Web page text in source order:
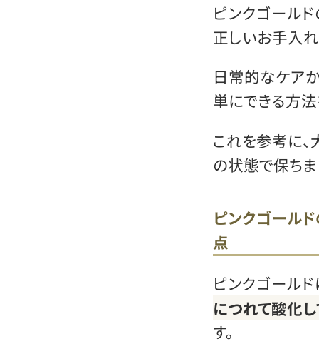
ピンクゴール
正しいお手入
日常的なケア
単にできる方法
これを参考に
の状態で保ちま
ピンクゴール
点
ピンクゴール
につれて酸化
す。